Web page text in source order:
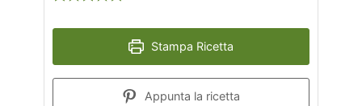
Stampa Ricetta
Appunta la ricetta